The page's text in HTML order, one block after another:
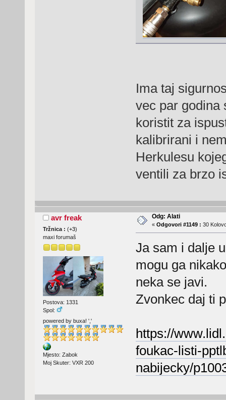
Ima taj
vec par godina
koristit za
kalibrirani i
Herkulesu
ventili za brzo
avr freak
Tržnica : (+3)
maxi forumaš
Postova: 1331
Spol:
powered by buxa! ','
Mjesto: Zabok
Moj Skuter: VXR 200
Odg: Alati
« Odgovori #1149 : 30
Ja sam i dalje
mogu ga
neka se javi.
Zvonkec daj ti
https://
foukac-listi-
nabijecky/